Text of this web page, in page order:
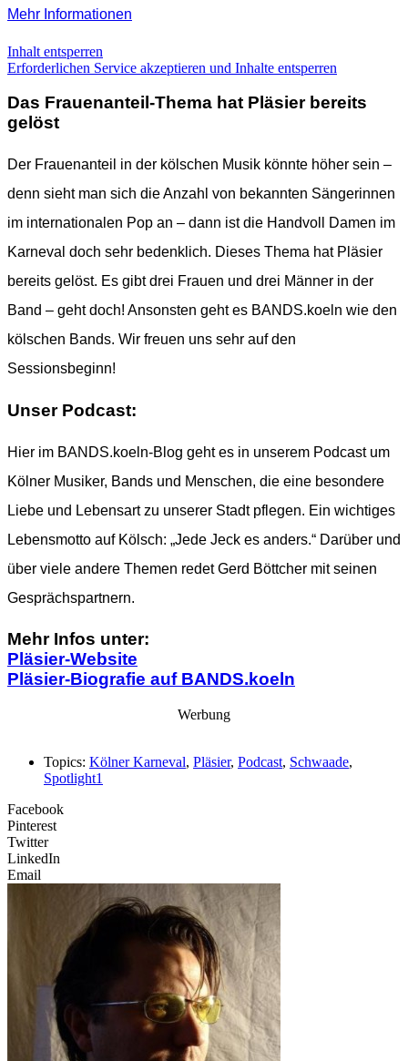
Mehr Informationen
Inhalt entsperren
Erforderlichen Service akzeptieren und Inhalte entsperren
Das Frauenanteil-Thema hat Pläsier bereits
gelöst
Der Frauenanteil in der kölschen Musik könnte höher sein –
denn sieht man sich die Anzahl von bekannten Sängerinnen
im internationalen Pop an – dann ist die Handvoll Damen im
Karneval doch sehr bedenklich. Dieses Thema hat Pläsier
bereits gelöst. Es gibt drei Frauen und drei Männer in der
Band – geht doch! Ansonsten geht es BANDS.koeln wie den
kölschen Bands. Wir freuen uns sehr auf den
Sessionsbeginn!
Unser Podcast:
Hier im BANDS.koeln-Blog geht es in unserem Podcast um
Kölner Musiker, Bands und Menschen, die eine besondere
Liebe und Lebensart zu unserer Stadt pflegen. Ein wichtiges
Lebensmotto auf Kölsch: „Jede Jeck es anders.“ Darüber und
über viele andere Themen redet Gerd Böttcher mit seinen
Gesprächspartnern.
Mehr Infos unter:
Pläsier-Website
Pläsier-Biografie auf BANDS.koeln
Werbung
Topics: Kölner Karneval, Pläsier, Podcast, Schwaade,
Spotlight1
Facebook
Pinterest
Twitter
LinkedIn
Email